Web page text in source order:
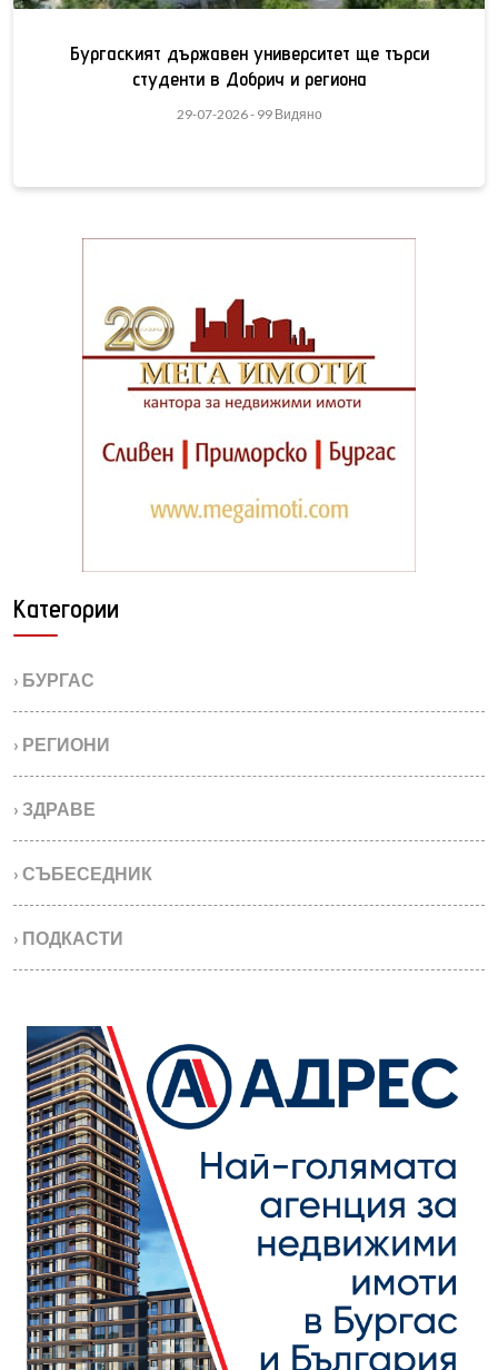
Бургаският държавен университет ще търси
студенти в Добрич и региона
29-07-2026 - 99 Видяно
Категории
› БУРГАС
› РЕГИОНИ
› ЗДРАВЕ
› СЪБЕСЕДНИК
› ПОДКАСТИ